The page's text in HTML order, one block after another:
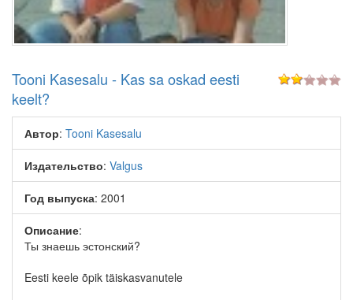
Tooni Kasesalu - Kas sa oskad eesti
keelt?
Автор: Tooni Kasesalu
Издательство: Valgus
Год выпуска: 2001
Описание:
Ты знаешь эстонский?
Eesti keele õpik täiskasvanutele